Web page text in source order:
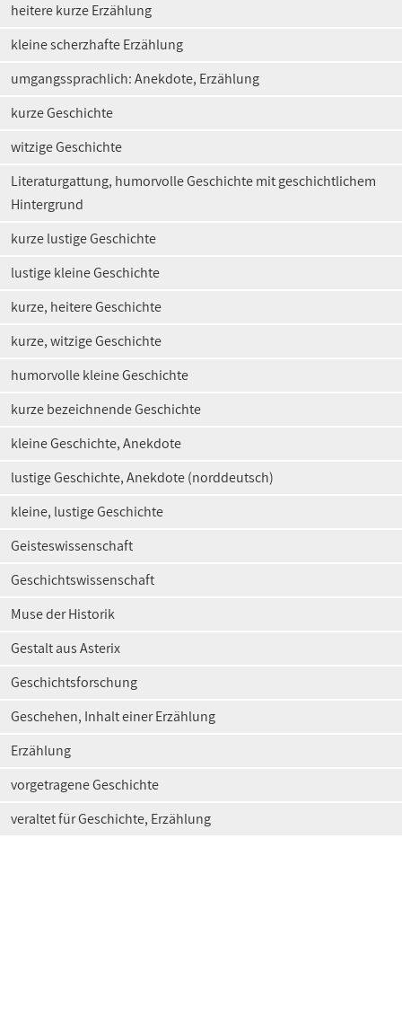
heitere kurze Erzählung
kleine scherzhafte Erzählung
umgangssprachlich: Anekdote, Erzählung
kurze Geschichte
witzige Geschichte
Literaturgattung, humorvolle Geschichte mit geschichtlichem
Hintergrund
kurze lustige Geschichte
lustige kleine Geschichte
kurze, heitere Geschichte
kurze, witzige Geschichte
humorvolle kleine Geschichte
kurze bezeichnende Geschichte
kleine Geschichte, Anekdote
lustige Geschichte, Anekdote (norddeutsch)
kleine, lustige Geschichte
Geisteswissenschaft
Geschichtswissenschaft
Muse der Historik
Gestalt aus Asterix
Geschichtsforschung
Geschehen, Inhalt einer Erzählung
Erzählung
vorgetragene Geschichte
veraltet für Geschichte, Erzählung